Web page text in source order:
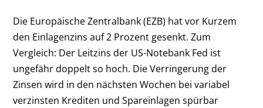
Die Europäische Zentralbank (EZB) hat vor Kurzem
den Einlagenzins auf 2 Prozent gesenkt. Zum
Vergleich: Der Leitzins der US-Notebank Fed ist
ungefähr doppelt so hoch. Die Verringerung der
Zinsen wird in den nächsten Wochen bei variabel
verzinsten Krediten und Spareinlagen spürbar